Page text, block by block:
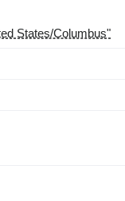
States/Columbus"